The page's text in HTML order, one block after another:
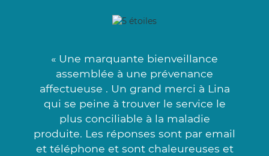
« Une marquante bienveillance
assemblée à une prévenance
affectueuse . Un grand merci à Lina
qui se peine à trouver le service le
plus conciliable à la maladie
produite. Les réponses sont par email
et téléphone et sont chaleureuses et